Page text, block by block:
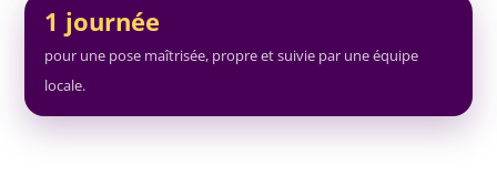
1 journée
pour une pose maîtrisée, propre et suivie par une équipe
locale.